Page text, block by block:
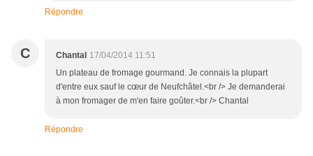
Répondre
C Chantal 17/04/2014 11:51
Un plateau de fromage gourmand. Je connais la plupart
d'entre eux sauf le cœur de Neufchâtel.<br /> Je demanderai
à mon fromager de m'en faire goûter.<br /> Chantal
Répondre